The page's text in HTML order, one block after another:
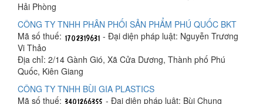
Hải Phòng
CÔNG TY TNHH PHÂN PHỐI SẢN PHẨM PHÚ QUỐC BKT
Mã số thuế:
- Đại diện pháp luật: Nguyễn Trương
Vi Thảo
Địa chỉ: 2/14 Gành Gió, Xã Cửa Dương, Thành phố Phú
Quốc, Kiên Giang
CÔNG TY TNHH BÙI GIA PLASTICS
Mã số thuế:
- Đại diện pháp luật: Bùi Chung